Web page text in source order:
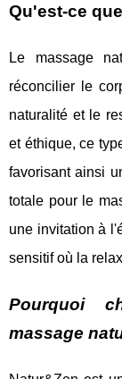
Qu'est-ce
Le massage
réconcilier le
naturalité et le
et éthique, ce
favorisant ainsi
totale pour le
une invitation à
sensitif où la
Pourquoi
massage